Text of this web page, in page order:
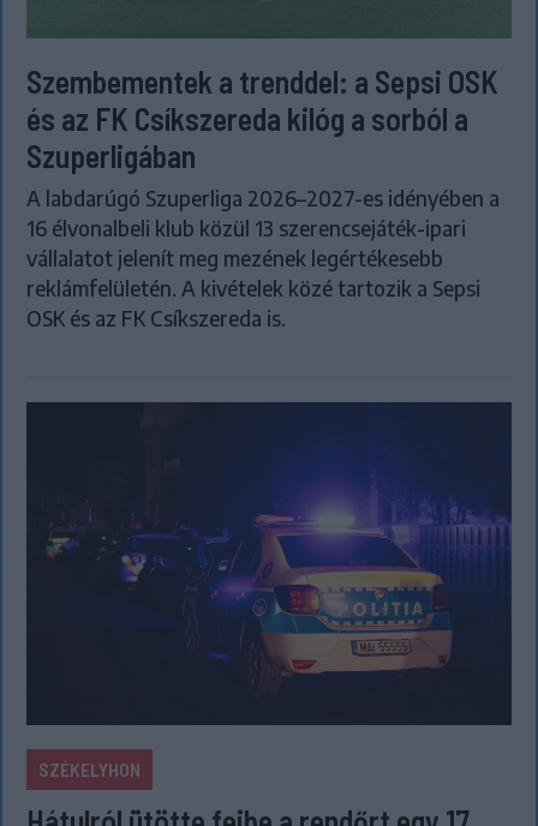
Szembementek a trenddel: a Sepsi OSK
és az FK Csíkszereda kilóg a sorból a
Szuperligában
A labdarúgó Szuperliga 2026–2027-es idényében a
16 élvonalbeli klub közül 13 szerencsejáték-ipari
vállalatot jelenít meg mezének legértékesebb
reklámfelületén. A kivételek közé tartozik a Sepsi
OSK és az FK Csíkszereda is.
SZÉKELYHON